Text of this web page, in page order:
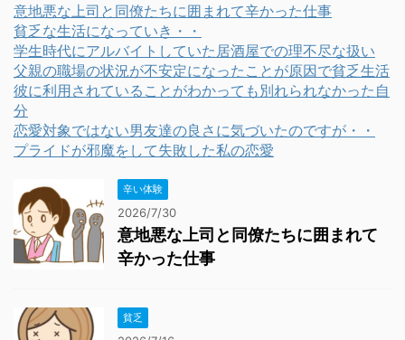
意地悪な上司と同僚たちに囲まれて辛かった仕事
貧乏な生活になっていき・・
学生時代にアルバイトしていた居酒屋での理不尽な扱い
父親の職場の状況が不安定になったことが原因で貧乏生活
彼に利用されていることがわかっても別れられなかった自
分
恋愛対象ではない男友達の良さに気づいたのですが・・
プライドが邪魔をして失敗した私の恋愛
辛い体験
2026/7/30
意地悪な上司と同僚たちに囲まれて
辛かった仕事
貧乏